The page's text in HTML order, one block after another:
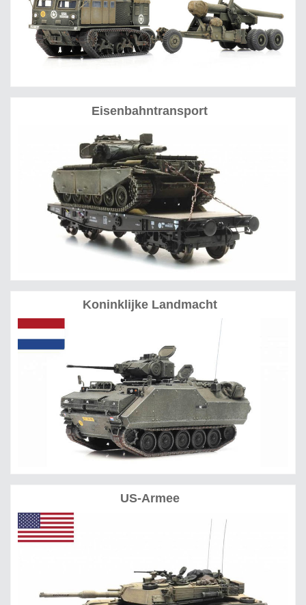
Eisenbahntransport
Koninklijke Landmacht
US-Armee